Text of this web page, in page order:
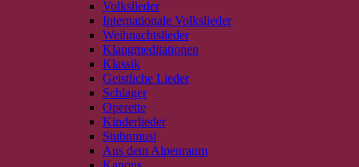
Volkslieder
Internationale Volkslieder
Weihnachtslieder
Klangmeditationen
Klassik
Geistliche Lieder
Schlager
Operette
Kinderlieder
Stubnmusi
Aus dem Alpenraum